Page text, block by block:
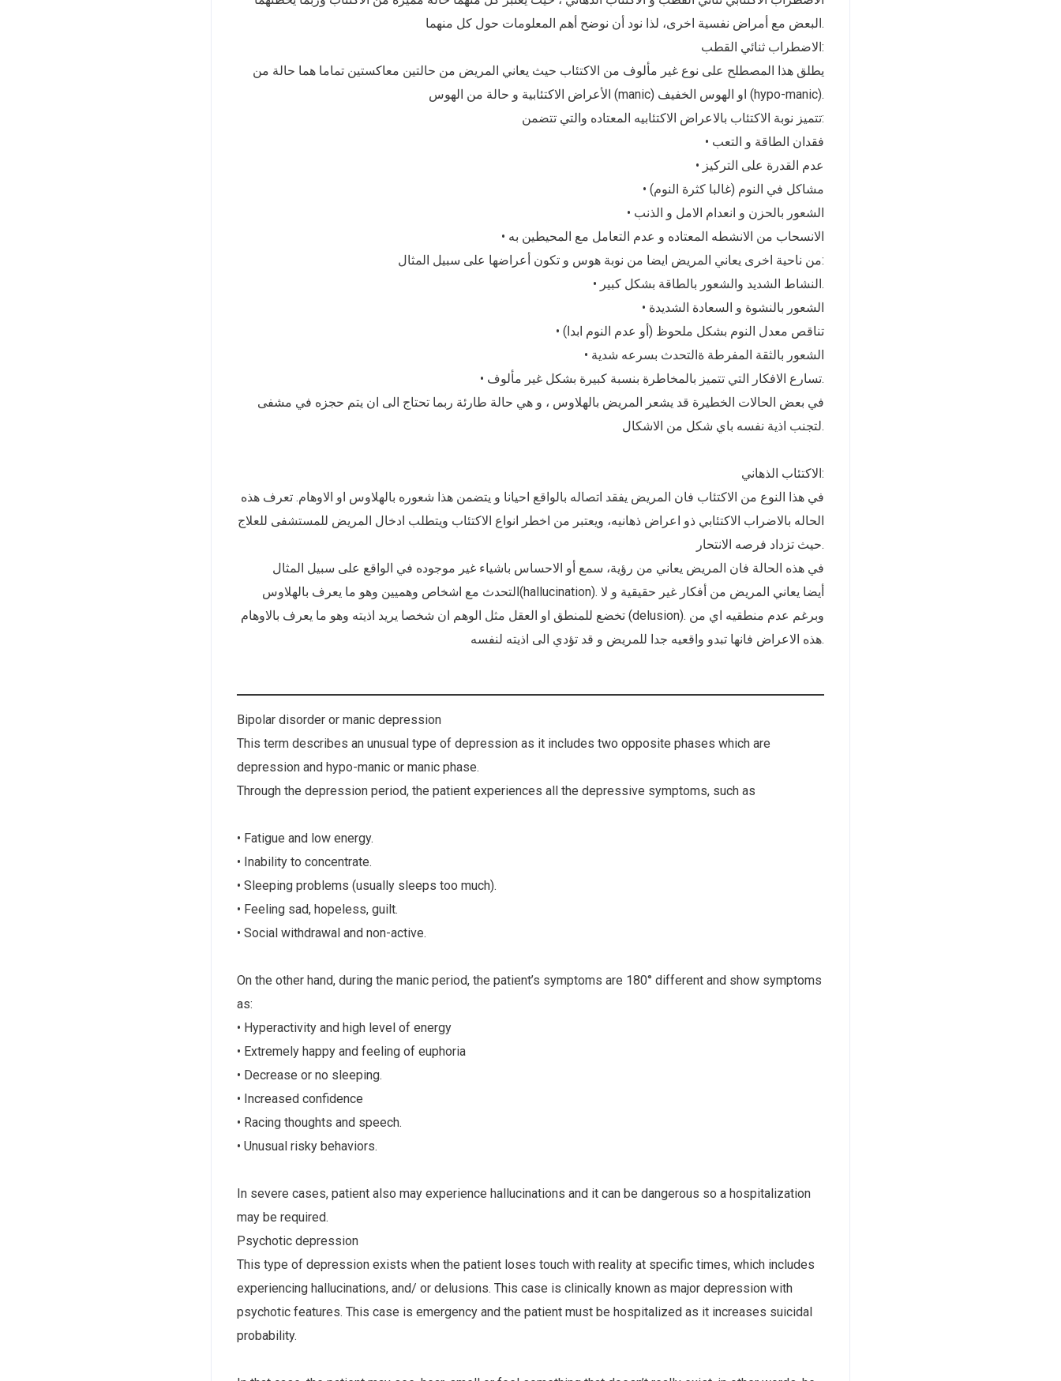
البعض مع أمراض نفسية اخرى، لذا نود أن نوضح أهم المعلومات حول كل منهما.
الاضطراب ثنائي القطب:
يطلق هذا المصطلح على نوع غير مألوف من الاكتئاب حيث يعاني المريض من حالتين معاكستين تماما هما حالة من
الأعراض الاكتئابية و حالة من الهوس (manic) او الهوس الخفيف (hypo-manic).
تتميز نوبة الاكتئاب بالاعراض الاكتئابيه المعتاده والتي تتضمن:
• فقدان الطاقة و التعب
• عدم القدرة على التركيز
• مشاكل في النوم (غالبا كثرة النوم)
• الشعور بالحزن و انعدام الامل و الذنب
• الانسحاب من الانشطه المعتاده و عدم التعامل مع المحيطين به
من ناحية اخرى يعاني المريض ايضا من نوبة هوس و تكون أعراضها على سبيل المثال:
• النشاط الشديد والشعور بالطاقة بشكل كبير.
• الشعور بالنشوة و السعادة الشديدة
• تناقص معدل النوم بشكل ملحوظ (أو عدم النوم ابدا)
• الشعور بالثقة المفرطة ةالتحدث بسرعه شدية
• تسارع الافكار التي تتميز بالمخاطرة بنسبة كبيرة بشكل غير مألوف.
في بعض الحالات الخطيرة قد يشعر المريض بالهلاوس ، و هي حالة طارئة ربما تحتاج الى ان يتم حجزه في مشفى
لتجنب اذية نفسه باي شكل من الاشكال.
الاكتئاب الذهاني:
في هذا النوع من الاكتئاب فان المريض يفقد اتصاله بالواقع احيانا و يتضمن هذا شعوره بالهلاوس او الاوهام. تعرف هذه
الحاله بالاضراب الاكتئابي ذو اعراض ذهانيه، ويعتبر من اخطر انواع الاكتئاب ويتطلب ادخال المريض للمستشفى للعلاج
حيث تزداد فرصه الانتحار.
في هذه الحالة فان المريض يعاني من رؤية، سمع أو الاحساس باشياء غير موجوده في الواقع على سبيل المثال
التحدث مع اشخاص وهميين وهو ما يعرف بالهلاوس(hallucination). أيضا يعاني المريض من أفكار غير حقيقية و لا
تخضع للمنطق او العقل مثل الوهم ان شخصا يريد اذيته وهو ما يعرف بالاوهام (delusion). وبرغم عدم منطقيه اي من
هذه الاعراض فانها تبدو واقعيه جدا للمريض و قد تؤدي الى اذيته لنفسه.
Bipolar disorder or manic depression
This term describes an unusual type of depression as it includes two opposite phases which are
depression and hypo-manic or manic phase.
Through the depression period, the patient experiences all the depressive symptoms, such as
• Fatigue and low energy.
• Inability to concentrate.
• Sleeping problems (usually sleeps too much).
• Feeling sad, hopeless, guilt.
• Social withdrawal and non-active.
On the other hand, during the manic period, the patient’s symptoms are 180° different and show symptoms
as:
• Hyperactivity and high level of energy
• Extremely happy and feeling of euphoria
• Decrease or no sleeping.
• Increased confidence
• Racing thoughts and speech.
• Unusual risky behaviors.
In severe cases, patient also may experience hallucinations and it can be dangerous so a hospitalization
may be required.
Psychotic depression
This type of depression exists when the patient loses touch with reality at specific times, which includes
experiencing hallucinations, and/ or delusions. This case is clinically known as major depression with
psychotic features. This case is emergency and the patient must be hospitalized as it increases suicidal
probability.